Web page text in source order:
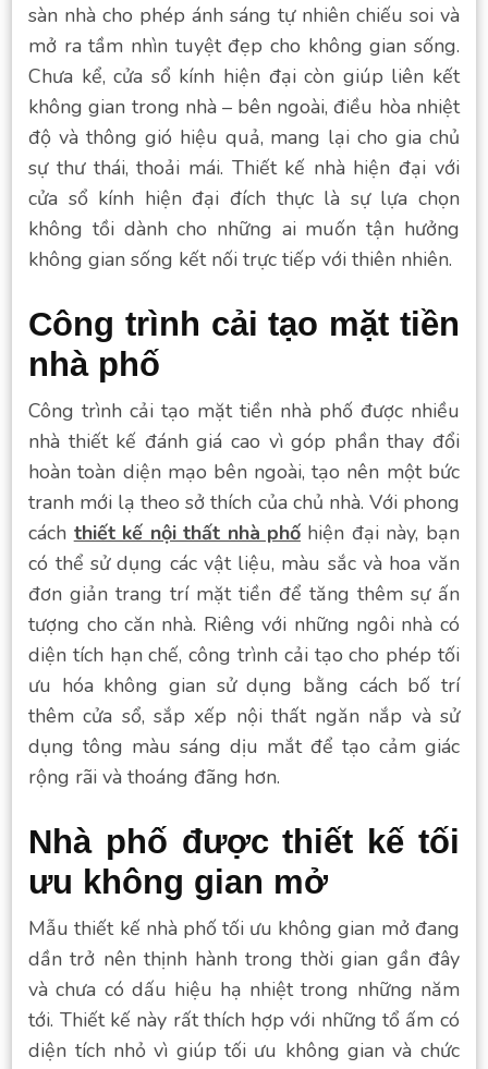
sàn nhà cho phép ánh sáng tự nhiên chiếu soi và
mở ra tầm nhìn tuyệt đẹp cho không gian sống.
Chưa kể, cửa sổ kính hiện đại còn giúp liên kết
không gian trong nhà – bên ngoài, điều hòa nhiệt
độ và thông gió hiệu quả, mang lại cho gia chủ
sự thư thái, thoải mái. Thiết kế nhà hiện đại với
cửa sổ kính hiện đại đích thực là sự lựa chọn
không tồi dành cho những ai muốn tận hưởng
không gian sống kết nối trực tiếp với thiên nhiên.
Công trình cải tạo mặt tiền
nhà phố
Công trình cải tạo mặt tiền nhà phố được nhiều
nhà thiết kế đánh giá cao vì góp phần thay đổi
hoàn toàn diện mạo bên ngoài, tạo nên một bức
tranh mới lạ theo sở thích của chủ nhà. Với phong
cách thiết kế nội thất nhà phốhiện đại này, bạn
có thể sử dụng các vật liệu, màu sắc và hoa văn
đơn giản trang trí mặt tiền để tăng thêm sự ấn
tượng cho căn nhà. Riêng với những ngôi nhà có
diện tích hạn chế, công trình cải tạo cho phép tối
ưu hóa không gian sử dụng bằng cách bố trí
thêm cửa sổ, sắp xếp nội thất ngăn nắp và sử
dụng tông màu sáng dịu mắt để tạo cảm giác
rộng rãi và thoáng đãng hơn.
Nhà phố được thiết kế tối
ưu không gian mở
Mẫu thiết kế nhà phố tối ưu không gian mở đang
dần trở nên thịnh hành trong thời gian gần đây
và chưa có dấu hiệu hạ nhiệt trong những năm
tới. Thiết kế này rất thích hợp với những tổ ấm có
diện tích nhỏ vì giúp tối ưu không gian và chức